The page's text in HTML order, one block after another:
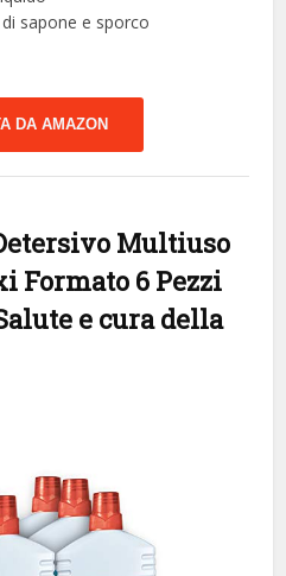
sapone e sporco
DA AMAZON
Multiuso
Formato 6 Pezzi
e cura della